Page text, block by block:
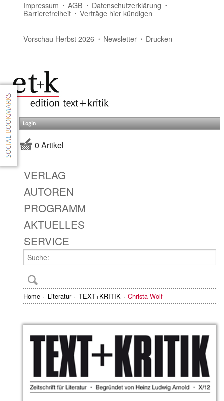
Impressum AGB Datenschutzerklärung
Barrierefreiheit Verträge hier kündigen
Vorschau Herbst 2026 Newsletter Drucken
Login
0 Artikel
VERLAG
AUTOREN
PROGRAMM
AKTUELLES
SERVICE
Home Literatur TEXT+KRITIK Christa Wolf